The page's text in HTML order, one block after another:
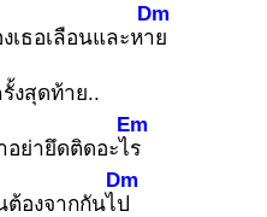
เธอเลือนและหาย
Dm
งสุดท้าย..
ย่ายึดติดอะไร
Em
องจากกันไป
Dm